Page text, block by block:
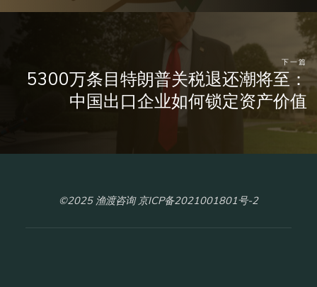
下一篇
5300万条目特朗普关税退还潮将至：
中国出口企业如何锁定资产价值
©2025 渔渡咨询 京ICP备2021001801号-2